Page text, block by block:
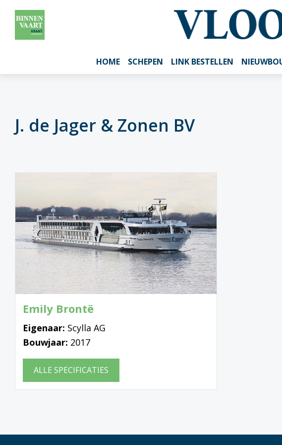
HOME SCHEPEN LINK BESTELLEN
J. de Jager & Zonen BV
Emily Brontë
Eigenaar: Scylla AG
Bouwjaar: 2017
ALLE SPECIFICATIES